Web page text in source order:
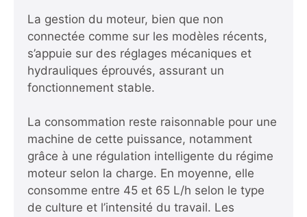
La gestion du moteur, bien que non
connectée comme sur les modèles récents,
s’appuie sur des réglages mécaniques et
hydrauliques éprouvés, assurant un
fonctionnement stable.
La consommation reste raisonnable pour une
machine de cette puissance, notamment
grâce à une régulation intelligente du régime
moteur selon la charge. En moyenne, elle
consomme entre 45 et 65 L/h selon le type
de culture et l’intensité du travail. Les